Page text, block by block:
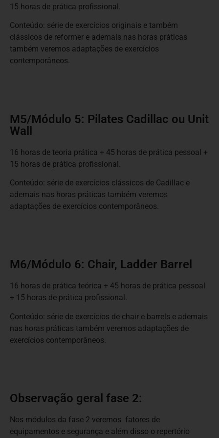
15 horas de prática profissional.
Conteúdo: série de exercícios originais e também
clássicos de reformer e ademais nas horas práticas
também veremos adaptações de exercícios
contemporâneos.
M5/Módulo 5: Pilates Cadillac ou Unit
Wall
16 horas de teoria prática + 45 horas de prática pessoal +
15 horas de prática profissional.
Conteúdo: série de exercícios clássicos de Cadillac e
ademais nas horas práticas também veremos
adaptações de exercícios contemporâneos.
M6/Módulo 6: Chair, Ladder Barrel
16 horas de prática teórica + 45 horas de prática pessoal
+ 15 horas de prática profissional.
Conteúdo: série de exercícios de chair e barrels e ademais
nas horas práticas também veremos adaptações de
exercícios contemporâneos.
Observação geral fase 2:
Nos módulos da fase 2 veremos fatores de
equipamentos e segurança e além disso o repertório